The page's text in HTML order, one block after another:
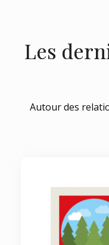
Les
Autour des